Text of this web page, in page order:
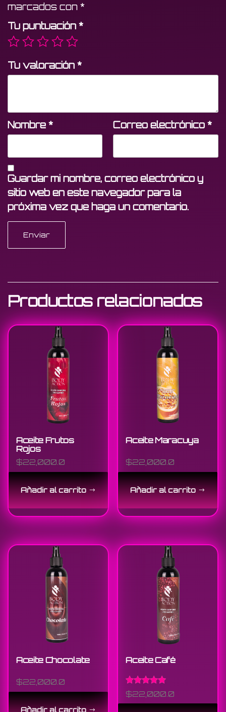
marcados con *
Tu puntuación *
Tu valoración *
Nombre * Correo electrónico *
Guardar mi nombre, correo electrónico y
sitio web en este navegador para la
próxima vez que haga un comentario.
Productos relacionados
Aceite Frutos
Rojos
$22,000.0
Añadir al carrito
Aceite Maracuya
$22,000.0
Añadir al carrito
Aceite Chocolate
$22,000.0
Añadir al carrito
Aceite Café
Valorado en
5.00
$22,000.0